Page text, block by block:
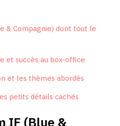
& Compagnie) dont tout le
et succès au box-office
et les thèmes abordés
petits détails cachés
IF (Blue &